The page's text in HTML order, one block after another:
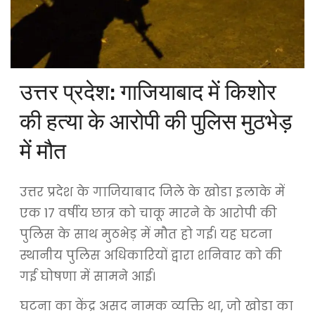
उत्तर प्रदेश: गाजियाबाद में किशोर
की हत्या के आरोपी की पुलिस मुठभेड़
में मौत
उत्तर प्रदेश के गाजियाबाद जिले के खोडा इलाके में
एक 17 वर्षीय छात्र को चाकू मारने के आरोपी की
पुलिस के साथ मुठभेड़ में मौत हो गई। यह घटना
स्थानीय पुलिस अधिकारियों द्वारा शनिवार को की
गई घोषणा में सामने आई।
घटना का केंद्र असद नामक व्यक्ति था, जो खोडा का